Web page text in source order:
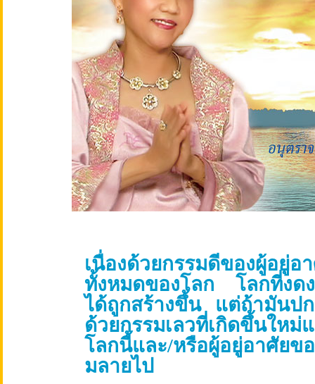
เนื่องด้วยกรรมดีของผู้อยู่อ
ทั้งหมดของโลก โลกที่งด
ได้ถูกสร้างขึ้น แต่ถ้ามันป
ด้วยกรรมเลวที่เกิดขึ้นใหม่
โลกนี้และ/หรือผู้อยู่อาศัยข
มลายไป